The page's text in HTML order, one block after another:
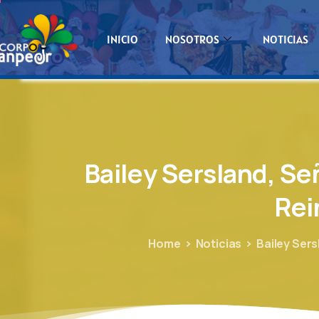
INICIO NOSOTROS NOTICIAS
BaileySersland,
Home Noticias Bailey